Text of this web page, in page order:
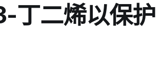
丁二烯以保护